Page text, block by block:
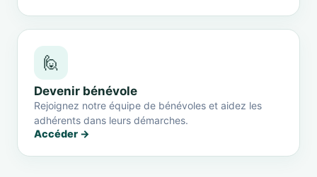
🙋
Devenir bénévole
Rejoignez notre équipe de bénévoles et aidez les
adhérents dans leurs démarches.
Accéder →